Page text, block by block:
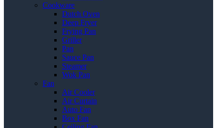
Cookware
Dutch Oven
Deep Fryer
Frying Pan
Griller
Pan
Sauce Pan
Steamer
Wok Pan
Fan
Air Cooler
Air Curtain
Auto Fan
Box Fan